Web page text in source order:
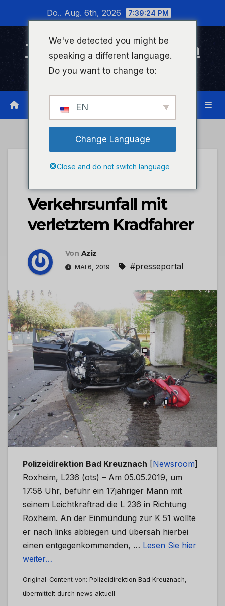
wechseln
Do.. Aug. 6th, 2026 7:39:25 PM
Timeline Bad Kreuznach
Infonetzwerk für Bad Kreuznach
PRESSEPORTAL
POL-PDKH:
Verkehrsunfall mit
verletztem Kradfahrer
Von Aziz
MAI 6, 2019 #presseportal
Polizeidirektion Bad Kreuznach [Newsroom]
Roxheim, L236 (ots) – Am 05.05.2019, um
17:58 Uhr, befuhr ein 17jähriger Mann mit
seinem Leichtkraftrad die L 236 in Richtung
Roxheim. An der Einmündung zur K 51 wollte
er nach links abbiegen und übersah hierbei
einen entgegenkommenden, … Lesen Sie hier
weiter…
Original-Content von: Polizeidirektion Bad Kreuznach,
übermittelt durch news aktuell
We've detected you might be
speaking a different language.
Do you want to change to:
EN
Change Language
Close and do not switch language